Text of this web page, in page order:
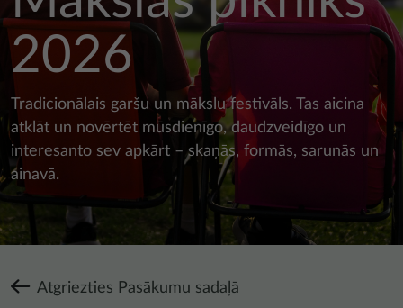
2026
Tradicionālais garšu un mākslu festivāls. Tas aicina
atklāt un novērtēt mūsdienīgo, daudzveidīgo un
interesanto sev apkārt – skaņās, formās, sarunās un
ainavā.
Atgriezties Pasākumu sadaļā